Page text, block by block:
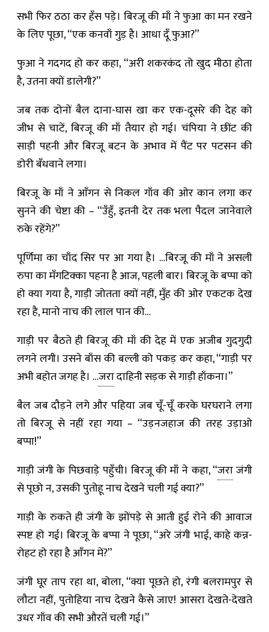
सभी फिर ठठा कर हँस पड़े। बिरजू की माँ ने फुआ का मन रखने
के लिए पूछा, “एक कनवाँ गुड़ है। आधा दूँ फुआ?”
फुआ ने गदगद हो कर कहा, “अरी शकरकंद तो खुद मीठा होता
है, उतना क्यों डालेगी?”
जब तक दोनों बैल दाना-घास खा कर एक-दूसरे की देह को
जीभ से चाटें, बिरजू की माँ तैयार हो गई। चंपिया ने छींट की
साड़ी पहनी और बिरजू बटन के अभाव में पैंट पर पटसन की
डोरी बँधवाने लगा।
बिरजू के माँ ने आँगन से निकल गाँव की ओर कान लगा कर
सुनने की चेष्टा की – “उँहुँ, इतनी देर तक भला पैदल जानेवाले
रुके रहेंगे?”
पूर्णिमा का चाँद सिर पर आ गया है। …बिरजू की माँ ने असली
रुपा का मँगटिक्का पहना है आज, पहली बार। बिरजू के बप्पा को
हो क्या गया है, गाड़ी जोतता क्यों नहीं, मुँह की ओर एकटक देख
रहा है, मानो नाच की लाल पान की…
गाड़ी पर बैठते ही बिरजू की माँ की देह में एक अजीब गुदगुदी
लगने लगी। उसने बाँस की बल्ली को पकड़ कर कहा, “गाड़ी पर
अभी बहोत जगह है। …जरादाहिनी सड़क से गाड़ी हाँकना।”
बैल जब दौड़ने लगे और पहिया जब चूँ-चूँ करके घरघराने लगा
तो बिरजू से नहीं रहा गया – “उड़नजहाज की तरह उड़ाओ
बप्पा!”
गाड़ी जंगी के पिछवाड़े पहुँची। बिरजू की माँ ने कहा, “जराजंगी
से पूछो न, उसकी पुतोहू नाच देखने चली गई क्या?”
गाड़ी के रुकते ही जंगी के झोंपड़े से आती हुई रोने की आवाज
स्पष्ट हो गई। बिरजू के बप्पा ने पूछा, “अरे जंगी भाई, काहे कन्न-
रोहट हो रहा है आँगन में?”
जंगी घूर ताप रहा था, बोला, “क्या पूछते हो, रंगी बलरामपुर से
लौटा नहीं, पुतोहिया नाच देखने कैसे जाए! आसरा देखते-देखते
उधर गाँव की सभी औरतें चली गई।”